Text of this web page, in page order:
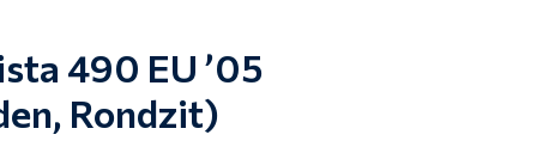
490 EU ’05
Rondzit)